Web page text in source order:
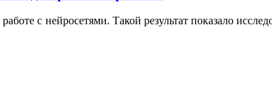
с нейросетями. Такой результат показало